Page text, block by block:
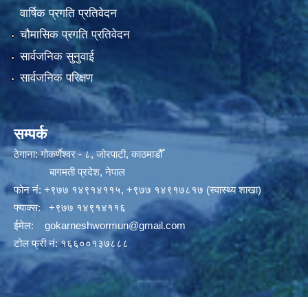
वार्षिक प्रगति प्रतिवेदन
चौमासिक प्रगति प्रतिवेदन
सार्वजनिक सुनुवाई
सार्वजनिक परिक्षण
सम्पर्क
ठेगाना: गोकर्णेश्वर - ८, जोरपाटी, काठमाडौँ
बागमती प्रदेश, नेपाल
फोन नं: +९७७ १४९१४११५, +९७७ १४९१७८१७ (स्वास्थ्य शाखा)
फ्याक्स: +९७७ १४९१४११६
ईमेल: gokarneshwormun@gmail.com
टोल फ्री नं:१६६००१३७८८८